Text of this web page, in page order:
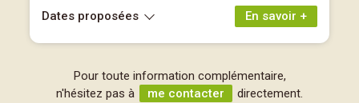
En savoir +
Dates proposées
Pour toute information complémentaire,
n'hésitez pas à
me contacter
directement.